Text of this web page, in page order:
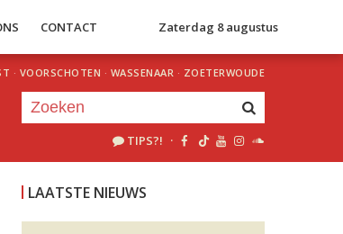
CONTACT Zaterdag 8 augustus
· VOORSCHOTEN · WASSENAAR · ZOETERWOUDE
TIPS?! ·
LAATSTE NIEUWS